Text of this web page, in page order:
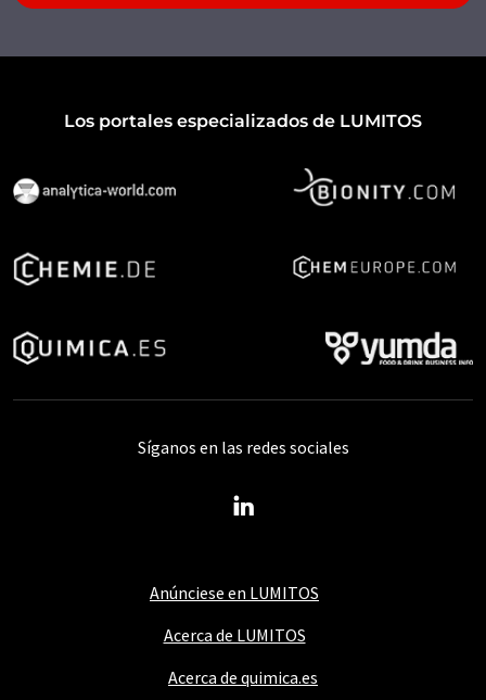
Los portales especializados de LUMITOS
Anúnciese en LUMITOS
Acerca de LUMITOS
Acerca de quimica.es
Síganos en las redes sociales